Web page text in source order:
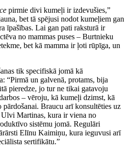
pirmie divi kumeļi ir izdevušies,”
bet tā spējusi nodot kumeļiem gan
īpašības. Lai gan pati raksturā ir
no mammas puses – Burtnieku
bet kā mamma ir ļoti rūpīga, un
tik specifiskā jomā kā
“Pirmā un galvenā, protams, bija
pieredze, jo tur ne tikai gatavoju
– vēroju, kā kumeļi dzimst, kā
pārdošanai. Braucu arī konsultēties uz
Martinas, kura ir viena no
sistēmu jomā. Regulāri
Elīnu Kaimiņu, kura ieguvusi arī
sertifikātu.”